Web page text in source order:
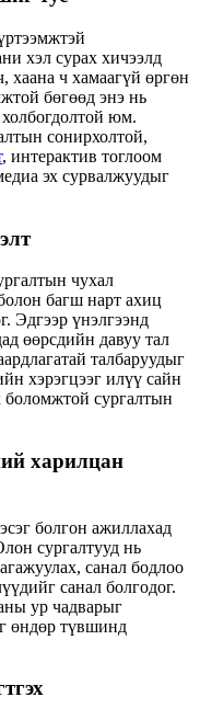
хэл сурах хичээлд
хаана ч хамаагүй өргөн
бөгөөд энэ нь
холбогдолтой юм.
сонирхолтой,
, интерактив тоглоом
эх сурвалжуудыг
чухал
багш нарт ахиц
Эдгээр үнэлгээнд
өөрсдийн давуу тал
талбаруудыг
хэрэгцээг илүү сайн
боломжтой сургалтын
харилцан
болгон ажиллахад
сургалтууд нь
санал бодлоо
санал болгодог.
ур чадварыг
өндөр түвшинд